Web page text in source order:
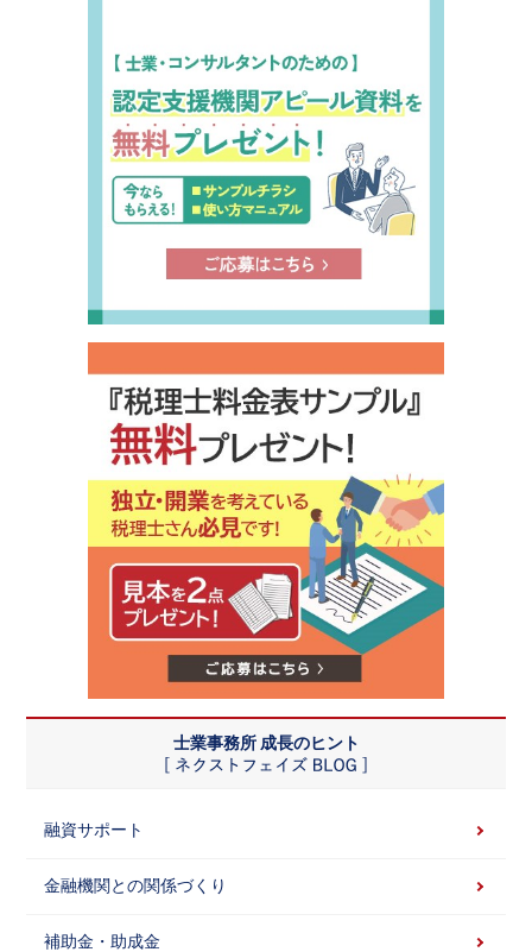
士業事務所 成長のヒント
融資サポート
金融機関との関係づくり
補助金・助成金